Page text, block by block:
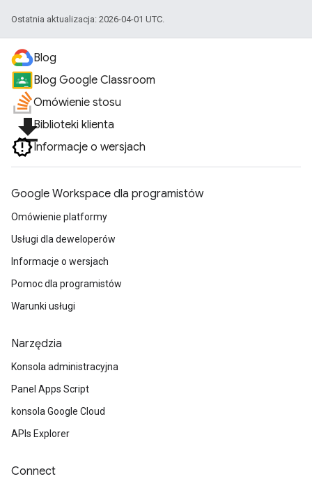
Ostatnia aktualizacja: 2026-04-01 UTC.
Blog
Blog Google Classroom
Omówienie stosu
file_downloadBiblioteki klienta
Informacje o wersjach
Google Workspace dla programistów
Omówienie platformy
Usługi dla deweloperów
Informacje o wersjach
Pomoc dla programistów
Warunki usługi
Narzędzia
Konsola administracyjna
Panel Apps Script
konsola Google Cloud
APIs Explorer
Connect